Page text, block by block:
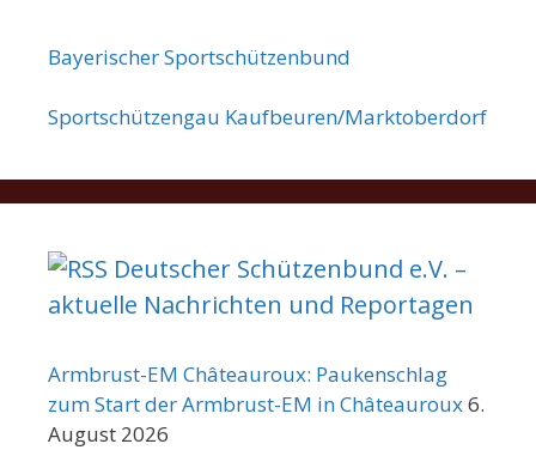
Bayerischer Sportschützenbund
Sportschützengau Kaufbeuren/Marktoberdorf
Deutscher Schützenbund e.V. –
aktuelle Nachrichten und Reportagen
Armbrust-EM Châteauroux: Paukenschlag
zum Start der Armbrust-EM in Châteauroux6.
August 2026